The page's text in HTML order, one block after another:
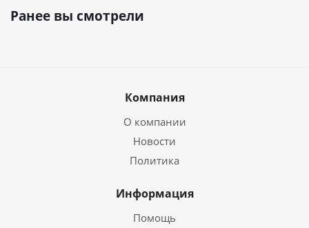
Ранее вы смотрели
Компания
О компании
Новости
Политика
Информация
Помощь